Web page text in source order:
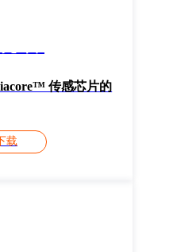
传感芯片的
载